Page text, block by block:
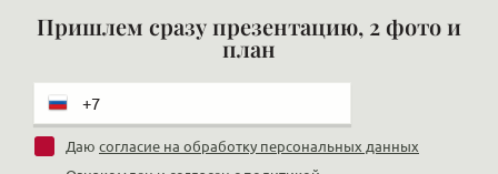
Пришлем сразу презентацию, 2 фото и
план
Даю согласие на обработку персональных данных